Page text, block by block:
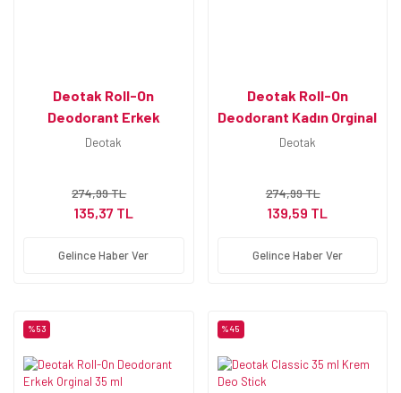
Deotak Roll-On
Deodorant Erkek
Invisible 35 ml
Deotak
274,99 TL
135,37 TL
Gelince Haber Ver
Deotak Roll-On
Deodorant Kadın Orginal
35 ml
Deotak
274,99 TL
139,59 TL
Gelince Haber Ver
%53 %45